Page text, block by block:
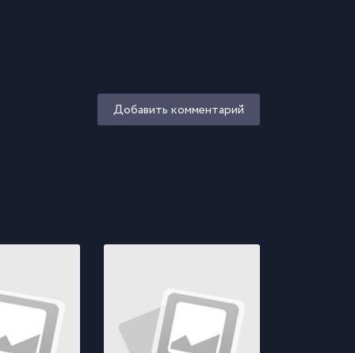
Добавить комментарий